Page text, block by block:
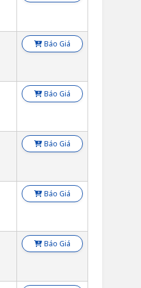
Báo Giá
Báo Giá
Báo Giá
Báo Giá
Báo Giá